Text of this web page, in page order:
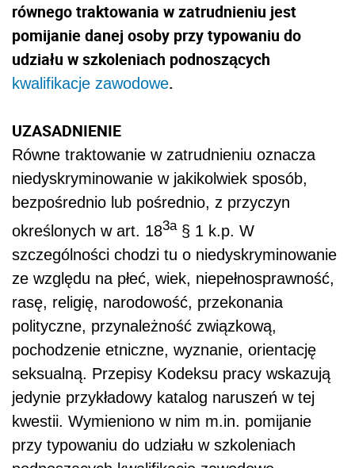
równego traktowania w zatrudnieniu jest
pomijanie danej osoby przy typowaniu do
udziału w szkoleniach podnoszących
kwalifikacje zawodowe.
UZASADNIENIE
Równe traktowanie w zatrudnieniu oznacza
niedyskryminowanie w jakikolwiek sposób,
bezpośrednio lub pośrednio, z przyczyn
określonych w art. 183a§ 1 k.p. W
szczególności chodzi tu o niedyskryminowanie
ze względu na płeć, wiek, niepełnosprawność,
rasę, religię, narodowość, przekonania
polityczne, przynależność związkową,
pochodzenie etniczne, wyznanie, orientację
seksualną. Przepisy Kodeksu pracy wskazują
jedynie przykładowy katalog naruszeń w tej
kwestii. Wymieniono w nim m.in. pomijanie
przy typowaniu do udziału w szkoleniach